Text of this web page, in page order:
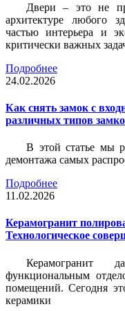
Двери – это не
архитектуре любого
частью интерьера и
критически важных
Подробнее
24.02.2026
Как снять замок с
различных типов
В этой статье мы
демонтажа самых
Подробнее
11.02.2026
Керамогранит
Технологическое
Керамогранит
функциональным
помещений. Сегодня
керамики